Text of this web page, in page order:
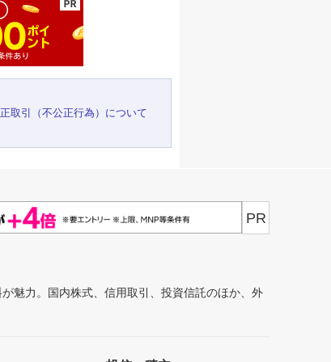
取引（不公正行為）について
PR
魅力。国内株式、信用取引、投資信託のほか、外